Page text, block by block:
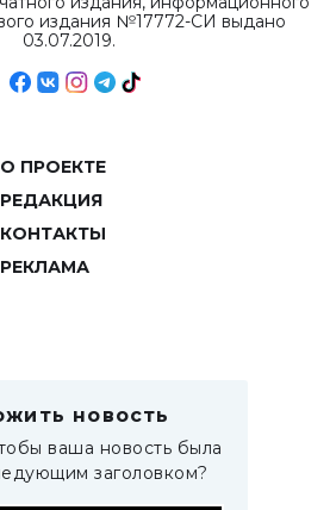
издания №17772-СИ выдано
03.07.2019.
О ПРОЕКТЕ
РЕДАКЦИЯ
КОНТАКТЫ
РЕКЛАМА
новость
ваша новость была
заголовком?